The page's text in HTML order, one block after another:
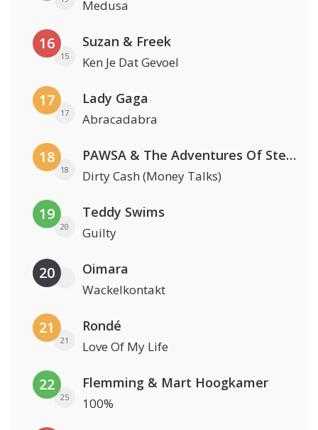
Medusa
16
15
Suzan & Freek
Ken Je Dat Gevoel
17
17
Lady Gaga
Abracadabra
18
18
PAWSA & The Adventures Of Stevie V
Dirty Cash (Money Talks)
19
20
Teddy Swims
Guilty
20 Oimara
Wackelkontakt
21
21
Rondé
Love Of My Life
22
25
Flemming & Mart Hoogkamer
100%